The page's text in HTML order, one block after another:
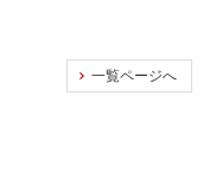
一覧ページへ